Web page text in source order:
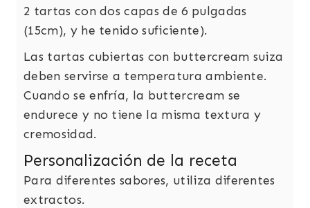
2 tartas con dos capas de 6 pulgadas
(15cm), y he tenido suficiente).
Las tartas cubiertas con buttercream suiza
deben servirse a temperatura ambiente.
Cuando se enfría, la buttercream se
endurece y no tiene la misma textura y
cremosidad.
Personalización de la receta
Para diferentes sabores, utiliza diferentes
extractos.